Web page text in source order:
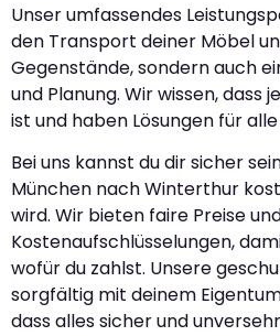
Unser umfassendes
den Transport deiner Möbel
Gegenstände, sondern auch
und Planung. Wir wissen, dass
ist und haben Lösungen für
Bei uns kannst du dir sicher
München nach Winterthur
wird. Wir bieten faire Preise
Kostenaufschlüsselungen,
wofür du zahlst. Unsere
sorgfältig mit deinem
dass alles sicher und